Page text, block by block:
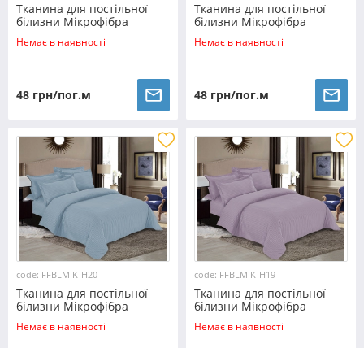
Тканина для постільної
білизни Мікрофібра
FFBLMIK-H22 (100м)
Немає в наявності
48 грн/пог.м
Тканина для постільної
білизни Мікрофібра
FFBLMIK-H21 (100м)
Немає в наявності
48 грн/пог.м
code: FFBLMIK-H20
Тканина для постільної
білизни Мікрофібра
FFBLMIK-H20 (100м)
Немає в наявності
code: FFBLMIK-H19
Тканина для постільної
білизни Мікрофібра
FFBLMIK-H19 (100м)
Немає в наявності